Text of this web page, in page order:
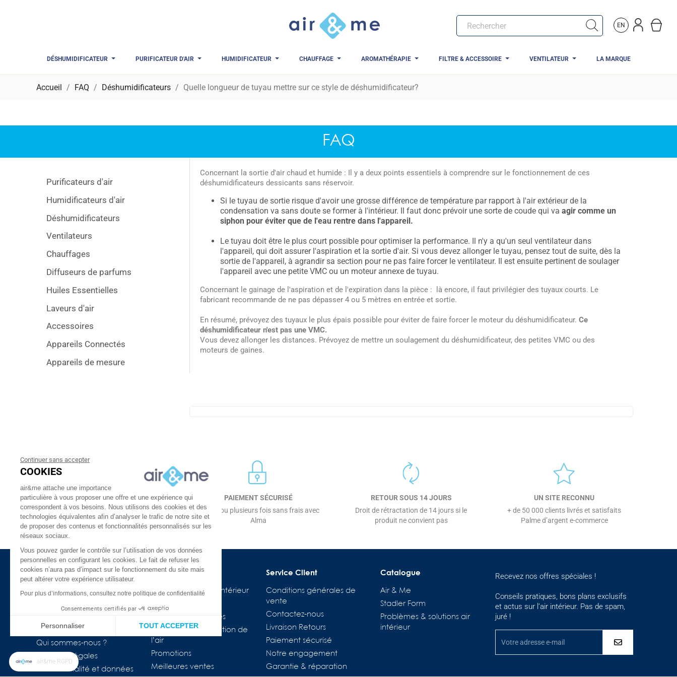
EN
DÉSHUMIDIFICATEUR PURIFICATEUR D'AIR HUMIDIFICATEUR CHAUFFAGE AROMATHÉRAPIE FILTRE & ACCESSOIRE VENTILATEUR LA MARQUE
Accueil FAQ Déshumidificateurs Quelle longueur de tuyau mettre sur ce style de déshumidificateur?
FAQ
Purificateurs d'air
Humidificateurs d'air
Déshumidificateurs
Ventilateurs
Chauffages
Diffuseurs de parfums
Huiles Essentielles
Laveurs d'air
Accessoires
Appareils Connectés
Appareils de mesure
Concernant la sortie d'air chaud et humide : Il y a deux points essentiels à comprendre sur le fonctionnement de ces
déshumidificateurs dessicants sans réservoir.
Si le tuyau de sortie risque d'avoir une grosse différence de température par rapport à l'air extérieur de la
condensation va sans doute se former à l'intérieur. Il faut donc prévoir une sorte de coude qui va agir comme un
siphon pour éviter que de l'eau rentre dans l'appareil.
Le tuyau doit être le plus court possible pour optimiser la performance. Il n'y a qu'un seul ventilateur dans
l'appareil, qui doit assurer l'aspiration et la sortie d'air. Si vous devez allonger le tuyau, pensez tout de suite, dès la
sortie de l'appareil, à agrandir sa section pour ne pas faire forcer le ventilateur. Il est ensuite pertinent de soulager
l'appareil avec une petite VMC ou un moteur annexe de tuyau.
Concernant le gainage de l'aspiration et de l'expiration dans la pièce : là encore, il faut privilégier des tuyaux courts. Le
fabricant recommande de ne pas dépasser 4 ou 5 mètres en entrée et sortie.
En résumé, prévoyez des tuyaux le plus épais possible pour éviter de faire forcer le moteur du déshumidificateur. Ce
déshumidificateur n'est pas une VMC.
Vous devez allonger les distances. Prévoyez de mettre un soulagement du déshumidificateur, des petites VMC ou des
moteurs de gaines.
LIVRAISON GRATUITE
À partir de 30€
En 24 ou 48h chez vous
PAIEMENT SÉCURISÉ
En une ou plusieurs fois sans frais avec
Alma
RETOUR SOUS 14 JOURS
Droit de rétractation de 14 jours si le
produit ne convient pas
UN SITE RECONNU
+ de 50 000 clients livrés et satisfaits
Palme d’argent e-commerce
à propos d'air&me
La société
Avis Clients ★★★★★
Qui sommes-nous ?
Mentions légales
Confidentialité et données
Besoin d'aide ?
Nos guides de l'air intérieur
Lexique
Appareils connectés
COVID-19 & purification de
l’air
Promotions
Meilleures ventes
Service Client
Conditions générales de
vente
Contactez-nous
Livraison Retours
Paiement sécurisé
Notre engagement
Garantie & réparation
Catalogue
Air & Me
Stadler Form
Problèmes & solutions air
intérieur
Recevez nos offres spéciales !
Conseils pratiques, bons plans exclusifs
et actus sur l’air intérieur. Pas de spam,
juré !
Continuer sans accepter
COOKIES
air&me attache une importance
particulière à vous proposer une offre et une expérience qui
correspondent à vos besoins. Nous utilisons des cookies et des
technologies équivalentes afin d’analyser le trafic de notre site et
de proposer des contenus et fonctionnalités personnalisés sur les
réseaux sociaux.
Vous pouvez garder le contrôle sur l’utilisation de vos données
personnelles en configurant les cookies. Le fait de refuser les
cookies n’aura pas d’impact sur le fonctionnement du site mais
peut altérer votre expérience utilisateur.
Pour plus d’informations, consultez notre politique de confidentialité
Consentements certifiés par
Personnaliser TOUT ACCEPTER
Axeptio consent
Plateforme de Gestion du Consentement : Personnalisez vos Options
Notre plateforme vous permet d'adapter et de gérer vos paramètres de confidentialité, en garantissant la conformité avec les réglementations. Personnalisez vos préférences pour contrôler la
air&me RGPD